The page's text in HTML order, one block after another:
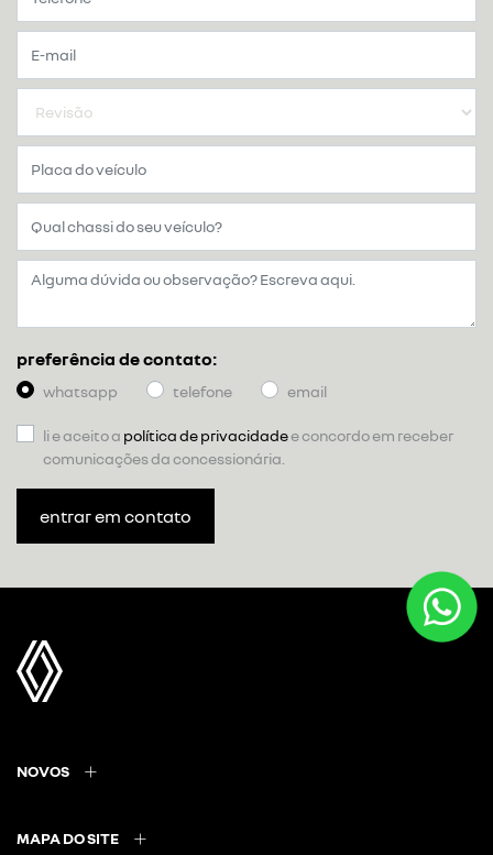
preferência de contato:
whatsapp telefone email
li e aceito a política de privacidadee concordo em receber
comunicações da concessionária.
entrar em contato
NOVOS
MAPA DO SITE